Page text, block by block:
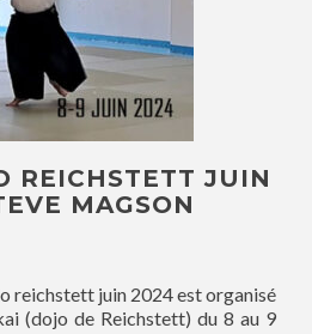
REICHSTETT JUIN
MAGSON
reichstett juin 2024 est organisé
(dojo de Reichstett) du 8 au 9